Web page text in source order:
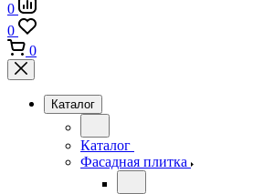
0
0
0
Каталог
Каталог
Фасадная плитка